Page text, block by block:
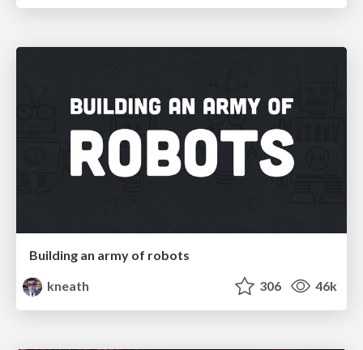
Building an army of robots
kneath
306 46k